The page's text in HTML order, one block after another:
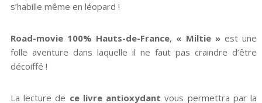
s’habille même en léopard !
Road-movie 100% Hauts-de-France, « Miltie »est une
folle aventure dans laquelle il ne faut pas craindre d’être
décoiffé !
La lecture de ce livre antioxydant vous permettra par la